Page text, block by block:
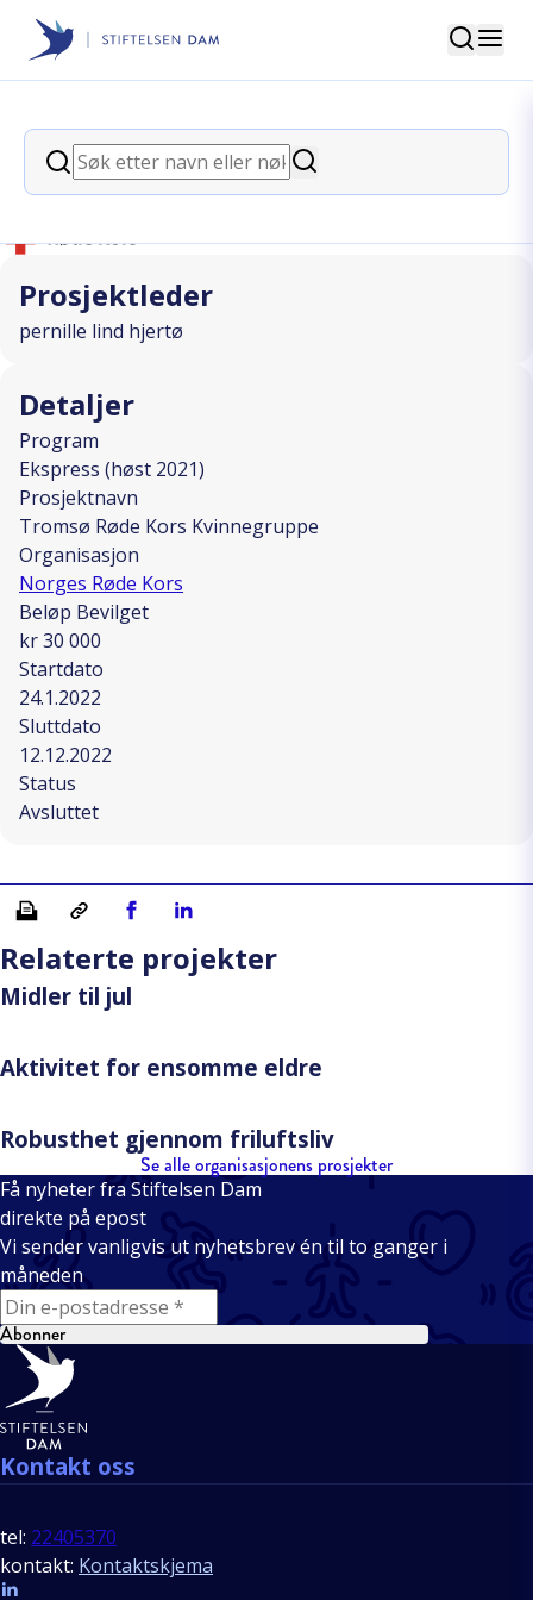
Stiftelsen Dam
Søk
Søk
Søk
back
Tromsø Røde Kors Kvinnegruppe
Prosjektleder
pernille lind hjertø
Detaljer
Program
Ekspress (høst 2021)
Prosjektnavn
Tromsø Røde Kors Kvinnegruppe
Organisasjon
Norges Røde Kors
Beløp Bevilget
kr 30 000
Startdato
24.1.2022
Sluttdato
12.12.2022
Status
Avsluttet
Skriv ut Kopiera länkDel på Facebook
Del på Linkedin
Relaterte projekter
Midler til jul
Aktivitet for ensomme eldre
Robusthet gjennom friluftsliv
Se alle organisasjonens prosjekter
Få nyheter fra Stiftelsen Dam
direkte på epost
Vi sender vanligvis ut nyhetsbrev én til to ganger i
måneden
E-mail
Abonner
Bunntekst
Kontakt oss
tel: 22405370
kontakt: Kontaktskjema